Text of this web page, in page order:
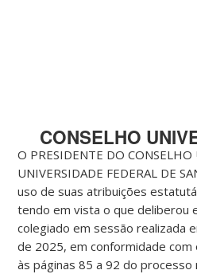
CONSELHO
O PRESIDENTE DO
UNIVERSIDADE FEDERAL DE
uso de suas atribuições
tendo em vista o que deliberou
colegiado em sessão realizada
de 2025, em conformidade
às páginas 85 a 92 do processo